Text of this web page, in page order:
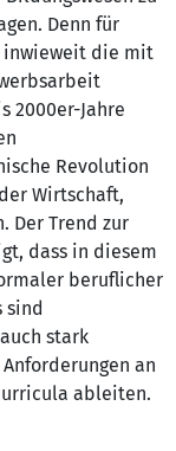
Denn für
inwieweit die mit
2000er-Jahre
Revolution
Wirtschaft,
Der Trend zur
dass in diesem
beruflicher
sind
stark
an
ableiten.